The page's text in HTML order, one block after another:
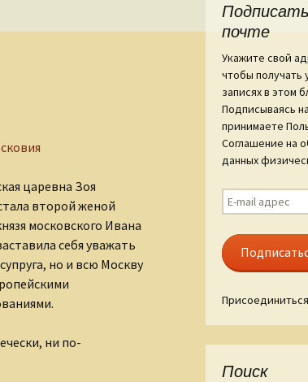
Кино и его звезды
Легенды о чудовищах
Мастера
изобразительного
искусства
Мир Древнего Египта
Псалмы Веры Горт
Палитра нашей речи
По следам «Слова о
полку Игореве»
Слагаемые стиха
царевна Зоя
второй женой
московского Ивана
себя уважать
но и всю Москву
ни по-
почте
Укажите свой
чтобы получать
записях в этом
Подписываясь
принимаете
Соглашение на
данных
E-
mail
Поиск